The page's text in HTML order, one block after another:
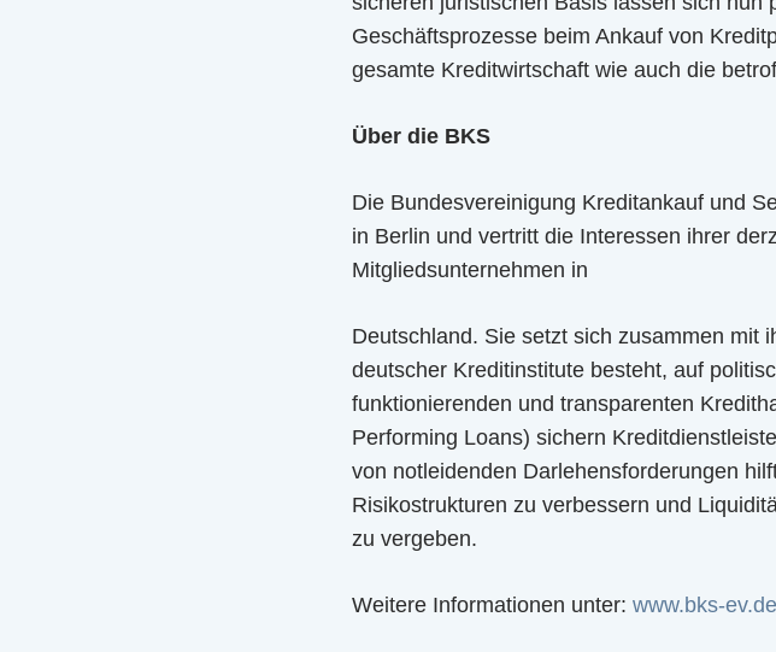
Geschäftsprozesse beim Ankauf von
gesamte Kreditwirtschaft wie auch die
Über die BKS
Die Bundesvereinigung Kreditankauf und
in Berlin und vertritt die Interessen ihrer
Mitgliedsunternehmen in
Deutschland. Sie setzt sich zusammen mit
deutscher Kreditinstitute besteht, auf
funktionierenden und transparenten
Performing Loans) sichern
von notleidenden Darlehensforderungen
Risikostrukturen zu verbessern und
zu vergeben.
Weitere Informationen unter: www.bks-ev.de